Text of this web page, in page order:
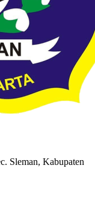
Sleman, Kabupaten